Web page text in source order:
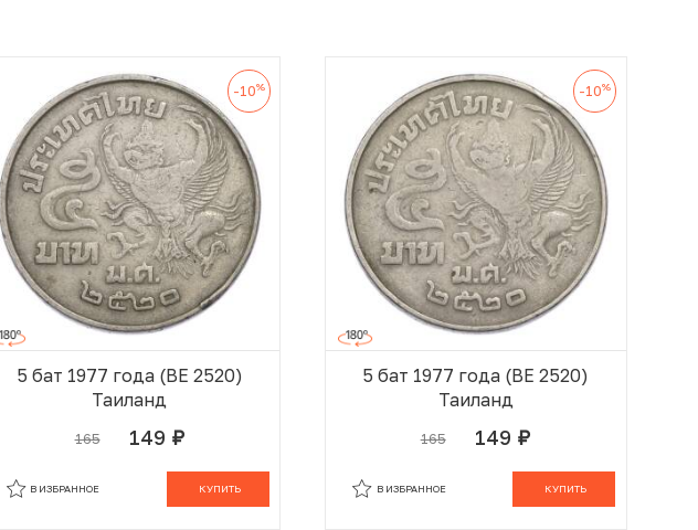
-10%
5 бат 1977 года (BE 2520)
Таиланд
165 149 руб.
КУПИТЬ
В ИЗБРАННОЕ
-10%
5 бат 1977 года (BE 2520)
Таиланд
165 149 руб.
КУПИТЬ
В ИЗБРАННОЕ